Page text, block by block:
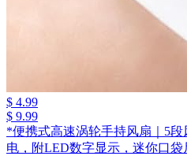
$ 4.99
$ 9.99
*便携式高速涡轮手持风扇｜5段
电，附LED数字显示，迷你口袋